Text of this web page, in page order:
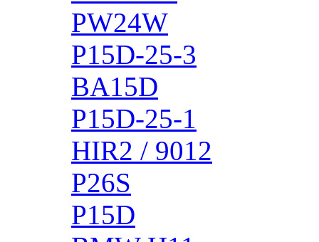
PW24W
P15D-25-3
BA15D
P15D-25-1
HIR2 / 9012
P26S
P15D